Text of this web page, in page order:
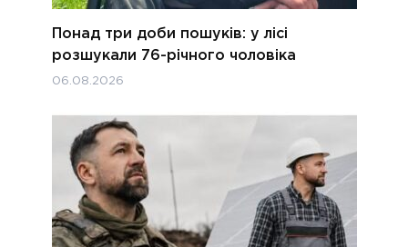
Понад три доби пошуків: у лісі
розшукали 76-річного чоловіка
06.08.2026